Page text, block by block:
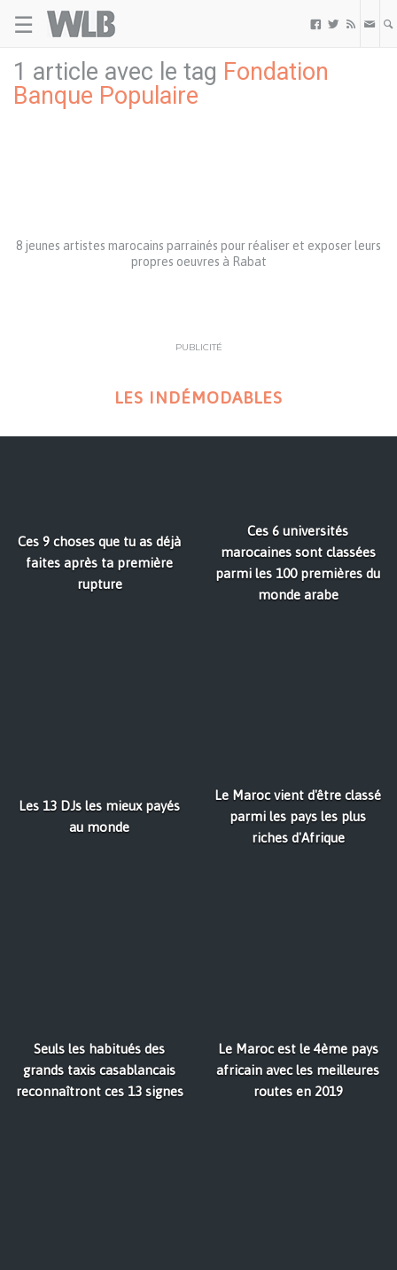
☰   
1 article avec le tag Fondation
Banque Populaire
8 jeunes artistes marocains parrainés pour réaliser et exposer leurs
propres oeuvres à Rabat
PUBLICITÉ
LES INDÉMODABLES
Ces 9 choses que tu as déjà
faites après ta première
rupture
Ces 6 universités
marocaines sont classées
parmi les 100 premières du
monde arabe
Les 13 DJs les mieux payés
au monde
Le Maroc vient d'être classé
parmi les pays les plus
riches d'Afrique
Seuls les habitués des
grands taxis casablancais
reconnaîtront ces 13 signes
Le Maroc est le 4ème pays
africain avec les meilleures
routes en 2019